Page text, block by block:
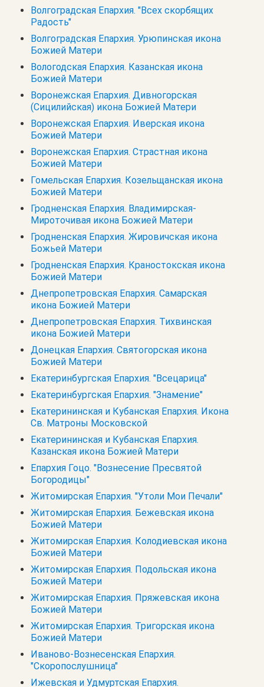
Волгоградская Епархия. "Всех скорбящих
Радость"
Волгоградская Епархия. Урюпинская икона
Божией Матери
Вологодская Епархия. Казанская икона
Божией Матери
Воронежская Епархия. Дивногорская
(Сицилийская) икона Божией Матери
Воронежская Епархия. Иверская икона
Божией Матери
Воронежская Епархия. Страстная икона
Божией Матери
Гомельская Епархия. Козельщанская икона
Божией Матери
Гродненская Епархия. Владимирская-
Мироточивая икона Божией Матери
Гродненская Епархия. Жировичская икона
Божьей Матери
Гродненская Епархия. Краностокская икона
Божией Матери
Днепропетровская Епархия. Самарская
икона Божией Матери
Днепропетровская Епархия. Тихвинская
икона Божией Матери
Донецкая Епархия. Святогорская икона
Божией Матери
Екатеринбургская Епархия. "Всецарица"
Екатеринбургская Епархия. "Знамение"
Екатерининская и Кубанская Епархия. Икона
Св. Матроны Московской
Екатерининская и Кубанская Епархия.
Казанская икона Божией Матери
Епархия Гоцо. "Вознесение Пресвятой
Богородицы"
Житомирская Епархия. "Утоли Мои Печали"
Житомирская Епархия. Бежевская икона
Божией Матери
Житомирская Епархия. Колодиевская икона
Божией Матери
Житомирская Епархия. Подольская икона
Божией Матери
Житомирская Епархия. Пряжевская икона
Божией Матери
Житомирская Епархия. Тригорская икона
Божией Матери
Иваново-Вознесенская Епархия.
"Скоропослушница"
Ижевская и Удмуртская Епархия.